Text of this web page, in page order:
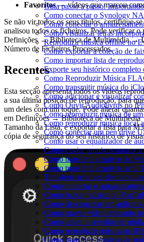
Guia passo a passo:
Como conectar o Synology
Como conectar o
Como visualizar letras
Reproduzir música offline no
Como exportar a coleção de
Como importar lista de
Exporte seu histórico
Como Reproduzir Música
Como transmitir música do
Como adicionar e visualizar
Como Ouvir Audiolivros no
Como reproduzir música de
Como reproduzir musica local
Como conectar um pen drive
Como usar o equalizador de
Como enviar arquivos para o
Como transferir arquivos do
Como transferir arquivos sem
Transferir arquivos do
Como conectar o
Como baixar música do
Como desconectar um
Como gravar vídeo enquanto
Como ativar o servidor de
Como reproduzir música no
Como transferir arquivos de
Favoritos— vídeos que marcou
Se não vir todos os seus títulos, certifique-
analisou todos os ficheiros. Pode verificar o
Definições → Biblioteca de Multimédia →
Número de Ficheiros Processados.
Recentes
Esta secção apresenta todos os vídeos
a sua última posição de reprodução, para
um deles com um toque. Pode alterar
em Definições → Biblioteca de
Tamanho da Lista, e exportar a lista para
cópia de segurança do seu histórico de